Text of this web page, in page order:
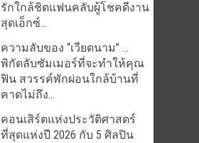
รักใกล้ชิดแฟนคลับผู้โชคดีงาน
สุดเอ็กซ์...
ความลับของ “เวียดนาม” …
พิกัดลับซัมเมอร์ที่จะทำให้คุณ
ฟิน สวรรค์พักผ่อนใกล้บ้านที่
คาดไม่ถึง...
คอนเสิร์ตแห่งประวัติศาสตร์
ที่สุดแห่งปี 2026 กับ 5 ศิลปิน